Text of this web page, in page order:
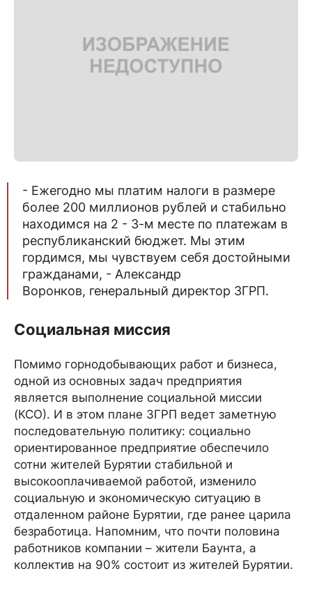
- Ежегодно мы платим налоги в размере
более 200 миллионов рублей и стабильно
находимся на 2 - 3-м месте по платежам в
республиканский бюджет. Мы этим
гордимся, мы чувствуем себя достойными
гражданами, - Александр
Воронков, генеральный директор ЗГРП.
Социальная миссия
Помимо горнодобывающих работ и бизнеса,
одной из основных задач предприятия
является выполнение социальной миссии
(КСО). И в этом плане ЗГРП ведет заметную
последовательную политику: социально
ориентированное предприятие обеспечило
сотни жителей Бурятии стабильной и
высокооплачиваемой работой, изменило
социальную и экономическую ситуацию в
отдаленном районе Бурятии, где ранее царила
безработица. Напомним, что почти половина
работников компании – жители Баунта, а
коллектив на 90% состоит из жителей Бурятии.